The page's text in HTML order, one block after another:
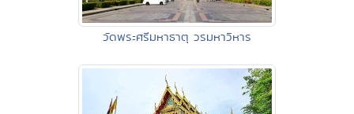
วัดพระศรีมหาธาตุ วรมหาวิหาร